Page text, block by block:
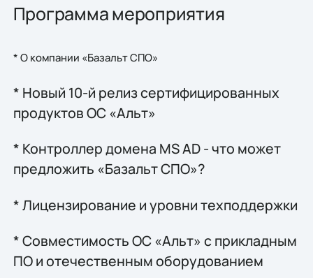
Программа мероприятия
* О компании «Базальт СПО»
* Новый 10-й релиз сертифицированных
продуктов ОС «Альт»
* Контроллер домена MS AD - что может
предложить «Базальт СПО»?
* Лицензирование и уровни техподдержки
* Совместимость ОС «Альт» с прикладным
ПО и отечественным оборудованием